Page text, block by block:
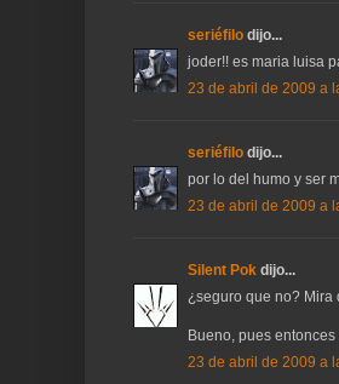
seriéfilo dijo...
joder!! es maria luisa
23 de abril de 2009 a
seriéfilo dijo...
por lo del humo y ser
23 de abril de 2009 a
Silent Pok dijo...
¿seguro que no? Mira
Bueno, pues
23 de abril de 2009 a